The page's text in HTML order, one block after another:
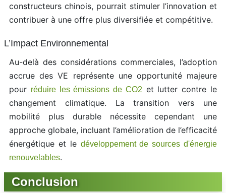
constructeurs chinois, pourrait stimuler l’innovation et
contribuer à une offre plus diversifiée et compétitive.
L’Impact Environnemental
Au-delà des considérations commerciales, l’adoption
accrue des VE représente une opportunité majeure
pour réduire les émissions de CO2 et lutter contre le
changement climatique. La transition vers une
mobilité plus durable nécessite cependant une
approche globale, incluant l’amélioration de l’efficacité
énergétique et le développement de sources d'énergie
renouvelables.
Conclusion